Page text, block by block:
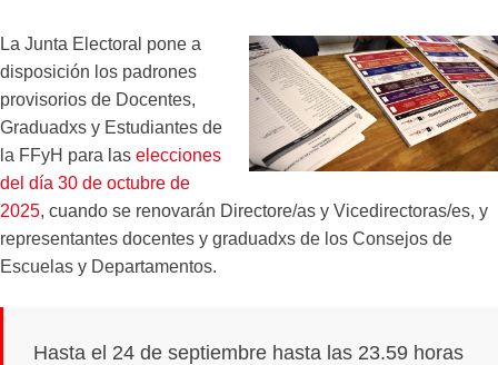
La Junta Electoral pone a
disposición los padrones
provisorios de Docentes,
Graduadxs y Estudiantes de
la FFyH para las elecciones
del día 30 de octubre de
2025, cuando se renovarán Directore/as y Vicedirectoras/es, y
representantes docentes y graduadxs de los Consejos de
Escuelas y Departamentos.
Hasta el 24 de septiembre hasta las 23.59 horas